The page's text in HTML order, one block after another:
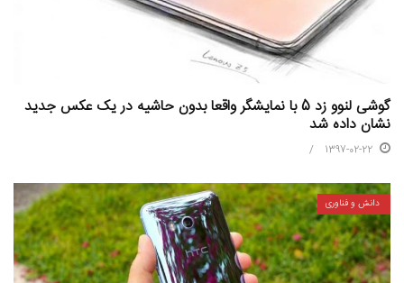
گوشی لنوو زد 5 با نمایشگر واقعا بدون حاشیه در یک عکس جدید
نشان داده شد
1397-02-22
دانش و فناوری